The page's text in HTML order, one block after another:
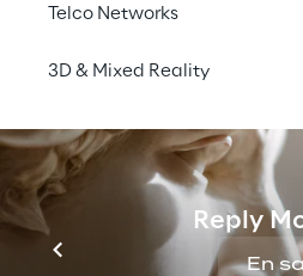
Telco Networks
3D & Mixed Reality
Reply
En